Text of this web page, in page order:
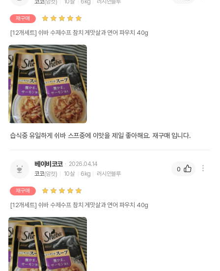
코코(암컷) 10살 6kg 러시안블루
재구매
[12개세트] 쉬바 수제수프 참치 게맛살과 연어 파우치 40g
습식중 유일하게 쉬바 스프중에 이맛을 제일 좋아해요. 재구매 입니다.
베이비코코
2026.04.14
코코(암컷) 10살 6kg 러시안블루
재구매
[12개세트] 쉬바 수제수프 참치 게맛살과 연어 파우치 40g
0